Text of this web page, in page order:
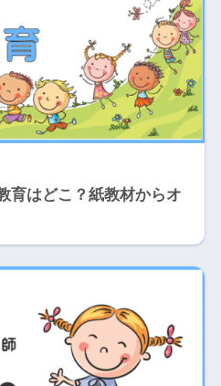
育はどこ？紙教材からオ